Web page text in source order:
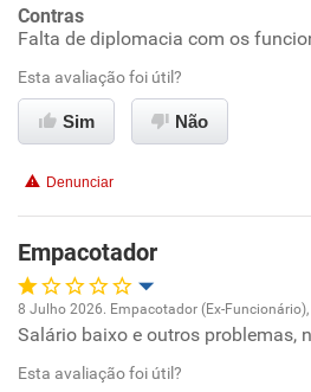
Benefícios
Contras
Falta de diplomacia com os
Esta avaliação foi útil?
Sim Não
Denunciar
Empacotador
Oportunidade de promoção
8 Julho 2026. Empacotador (Ex-
Salário baixo e outros problemas,
Esta avaliação foi útil?